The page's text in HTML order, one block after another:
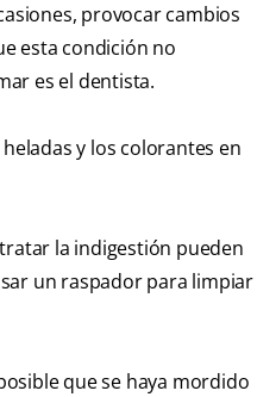
provocar cambios
esta condición no
es el dentista.
y los colorantes en
la indigestión pueden
un raspador para limpiar
que se haya mordido